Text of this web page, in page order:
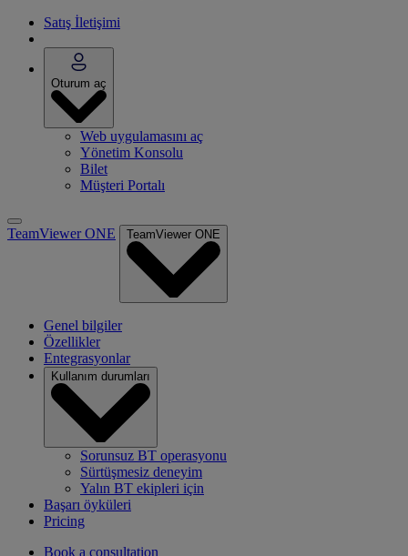
Satış İletişimi
Oturum aç
Web uygulamasını aç
Yönetim Konsolu
Bilet
Müşteri Portalı
TeamViewer ONE TeamViewer ONE
Genel bilgiler
Özellikler
Entegrasyonlar
Kullanım durumları
Sorunsuz BT operasyonu
Sürtüşmesiz deneyim
Yalın BT ekipleri için
Başarı öyküleri
Pricing
Book a consultation